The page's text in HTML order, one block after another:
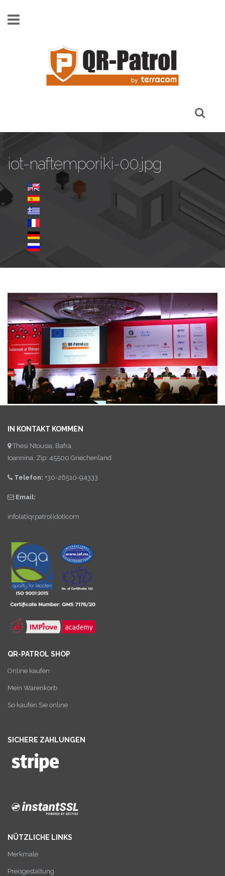
iot-naftemporiki-00.jpg
IN KONTAKT KOMMEN
Thesi Ntousia, Bafra,
Ioannina, Zip: 45500 Griechenland
Telefon: +30-26510-94333
Email:
info(at)qrpatrol(dot)com
QR-PATROL SHOP
Online kaufen
Mein Warenkorb
So kaufen Sie online
SICHERE ZAHLUNGEN
NÜTZLICHE LINKS
Merkmale
Preisgestaltung